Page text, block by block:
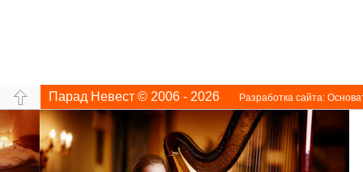
Парад Невест © 2006 - 2026 Разработка сайта: